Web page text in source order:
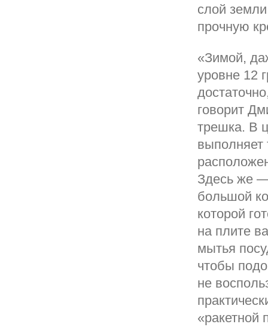
слой
прочную
«Зимой,
уровне 12
говорит
трешка. В
Здесь же
большой
которой
на плите
мытья
чтобы
не
«ракетной